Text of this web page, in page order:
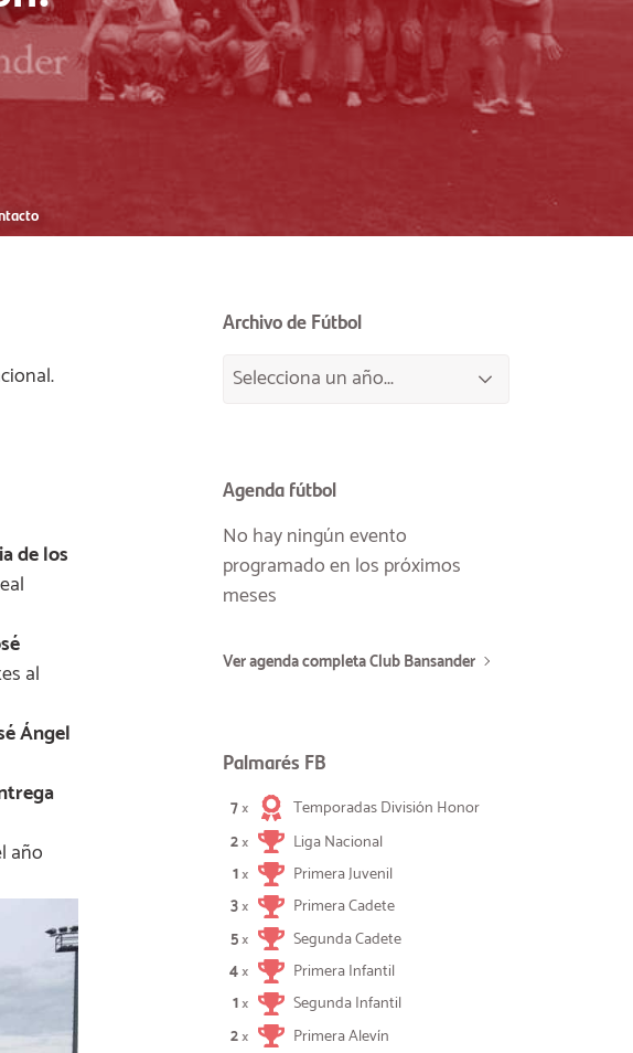
de los
al
Ángel
año
Archivo de Fútbol
Agenda fútbol
No hay ningún evento
programado en los próximos
meses
Ver agenda completa Club Bansander
Palmarés FB
7×
Temporadas División Honor
2×
Liga Nacional
1×
Primera Juvenil
3×
Primera Cadete
5×
Segunda Cadete
4×
Primera Infantil
1×
Segunda Infantil
2×
Primera Alevín